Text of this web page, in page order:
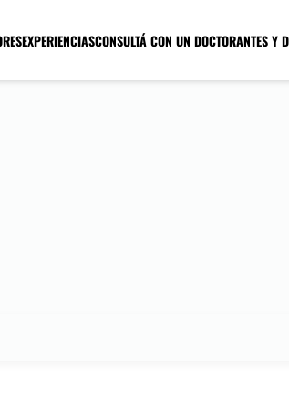
EXPERIENCIASCONSULTÁ CON UN DOCTORANTES Y